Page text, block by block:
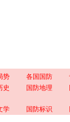
势 各国国防
史 国防地理
学 国防标识